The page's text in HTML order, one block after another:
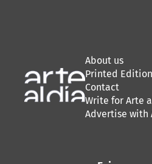
About us
Printed Edition
Contact
Write for Arte
Advertise with